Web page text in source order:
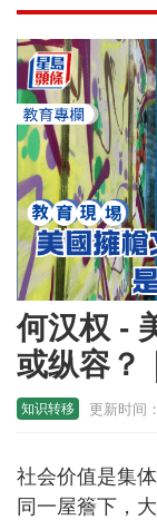
何汉权 -
或纵容？
知识转移 更新时间
社会价值是集
同一屋簷下，